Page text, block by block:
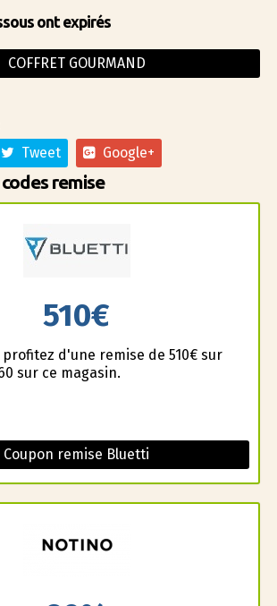
ont expirés
COFFRET GOURMAND
Tweet Google+
remise
510€
profitez d'une remise de 510€ sur
sur ce magasin.
Coupon remise Bluetti